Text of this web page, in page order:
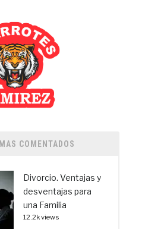
MAS COMENTADOS
Divorcio. Ventajas y
desventajas para
una Familia
12.2k views